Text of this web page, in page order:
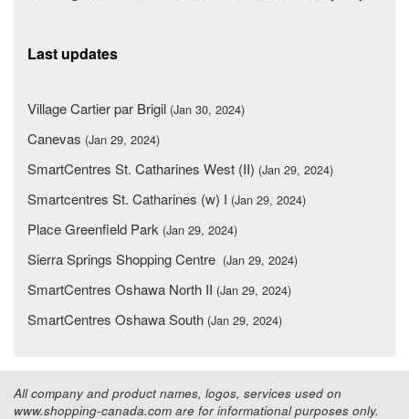
Last updates
Village Cartier par Brigil (Jan 30, 2024)
Canevas (Jan 29, 2024)
SmartCentres St. Catharines West (II) (Jan 29, 2024)
Smartcentres St. Catharines (w) I (Jan 29, 2024)
Place Greenfield Park (Jan 29, 2024)
Sierra Springs Shopping Centre (Jan 29, 2024)
SmartCentres Oshawa North II (Jan 29, 2024)
SmartCentres Oshawa South (Jan 29, 2024)
All company and product names, logos, services used on
www.shopping-canada.com are for informational purposes only.